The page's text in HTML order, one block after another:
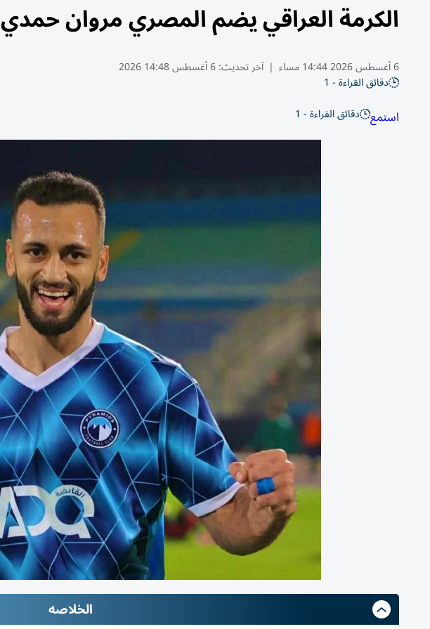
الكرمة العراقي يضم المصري مروان حمدي
6 أغسطس 2026 14:44 مساء | آخر تحديث:6 أغسطس 14:48 2026
دقائق القراءة - 1
استمع دقائق القراءة - 1
الخلاصه